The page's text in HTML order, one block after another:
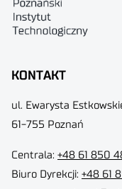
KONTAKT
ul. Ewarysta
61-755 Poznań
Centrala: +48 61 850
Biuro Dyrekcji: +48 61